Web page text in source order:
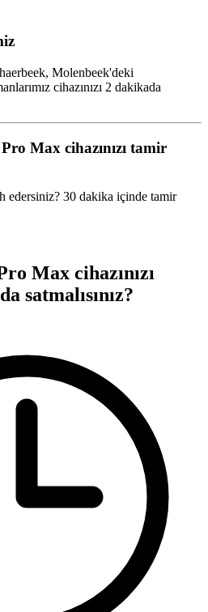
Molenbeek'deki
cihazınızı 2 dakikada
Max cihazınızı tamir
edersiniz? 30 dakika içinde tamir
Max cihazınızı
satmalısınız?